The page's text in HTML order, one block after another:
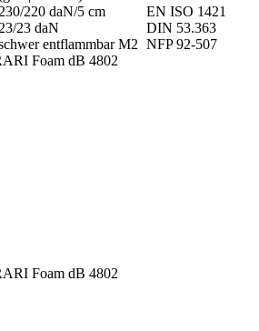
230/220 daN/5 cm
EN ISO 1421
23/23 daN
DIN 53.363
entflammbar M2 NFP 92-507
Foam dB 4802
Foam dB 4802